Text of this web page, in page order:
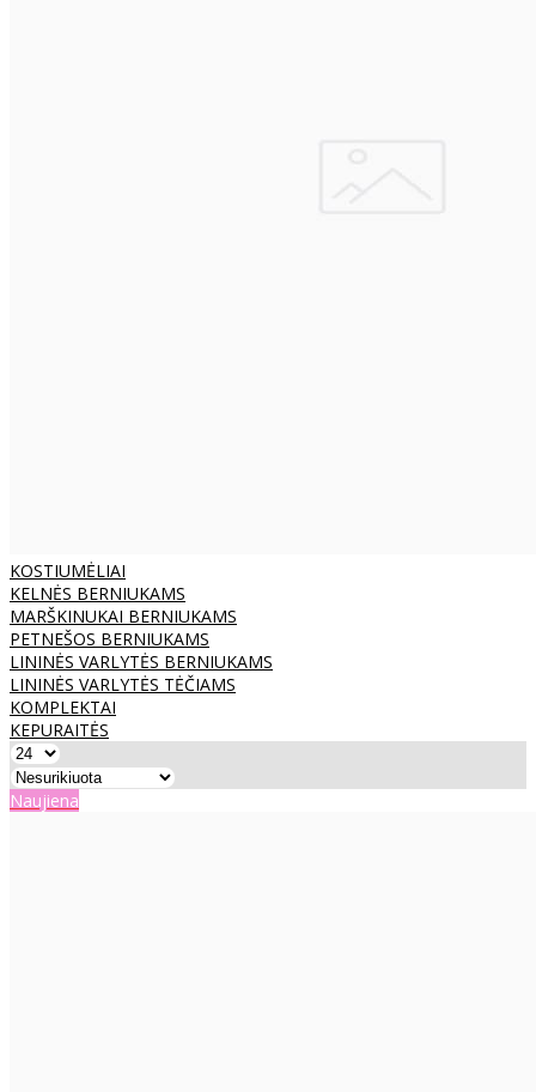
KOSTIUMĖLIAI
KELNĖS BERNIUKAMS
MARŠKINUKAI BERNIUKAMS
PETNEŠOS BERNIUKAMS
LININĖS VARLYTĖS BERNIUKAMS
LININĖS VARLYTĖS TĖČIAMS
KOMPLEKTAI
KEPURAITĖS
Naujiena